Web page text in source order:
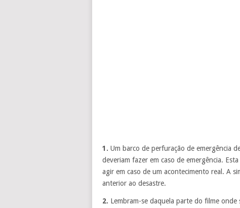
1. Um barco de perfuração de emergência
deveriam fazer em caso de emergência.
agir em caso de um acontecimento real. A
anterior ao desastre.
2. Lembram-se daquela parte do filme